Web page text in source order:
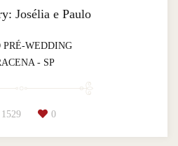
Josélia e Paulo
PRÉ-WEDDING
- SP
1529 0